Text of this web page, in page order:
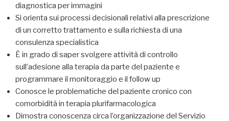
diagnostica per immagini
Si orienta sui processi decisionali relativi alla prescrizione
di un corretto trattamento e sulla richiesta di una
consulenza specialistica
È in grado di saper svolgere attività di controllo
sull’adesione alla terapia da parte del paziente e
programmare il monitoraggio e il follow up
Conosce le problematiche del paziente cronico con
comorbidità in terapia plurifarmacologica
Dimostra conoscenza circa l’organizzazione del Servizio